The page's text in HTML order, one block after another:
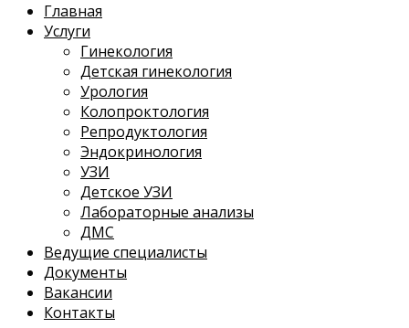
Главная
Услуги
Гинекология
Детская гинекология
Урология
Колопроктология
Репродуктология
Эндокринология
УЗИ
Детское УЗИ
Лабораторные анализы
ДМС
Ведущие специалисты
Документы
Вакансии
Контакты